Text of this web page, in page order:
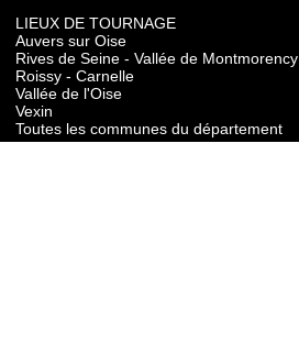
LIEUX DE TOURNAGE
Auvers sur Oise
Rives de Seine - Vallée de Montmorency
Roissy - Carnelle
Vallée de l'Oise
Vexin
Toutes les communes du département